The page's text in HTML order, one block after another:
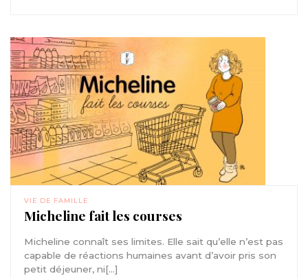
VIE DE FAMILLE
Micheline fait les courses
Micheline connaît ses limites. Elle sait qu’elle n’est pas
capable de réactions humaines avant d’avoir pris son
petit déjeuner, ni[...]